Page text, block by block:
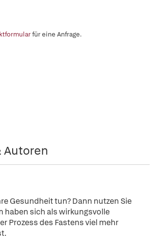
für eine Anfrage.
Autoren
Gesundheit tun? Dann nutzen Sie
haben sich als wirkungsvolle
Prozess des Fastens viel mehr